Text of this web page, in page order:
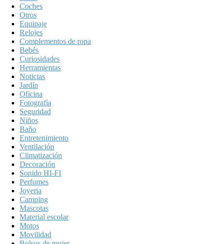
Coches
Otros
Equipaje
Relojes
Complementos de ropa
Bebés
Curiosidades
Herramientas
Noticias
Jardín
Oficina
Fotografía
Seguridad
Niños
Baño
Entretenimiento
Ventilación
Climatización
Decoración
Sonido HI-FI
Perfumes
Joyeria
Camping
Mascotas
Material escolar
Motos
Movilidad